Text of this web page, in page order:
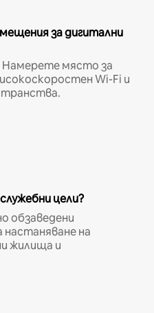
за дигитални
място за
Wi-Fi и
цели?
обзаведени
на
жилища и